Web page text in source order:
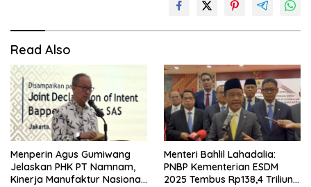
Read Also
Menperin Agus Gumiwang
Jelaskan PHK PT Namnam,
Kinerja Manufaktur Nasional
Menteri Bahlil Lahadalia:
PNBP Kementerian ESDM
2025 Tembus Rp138,4 Triliun,